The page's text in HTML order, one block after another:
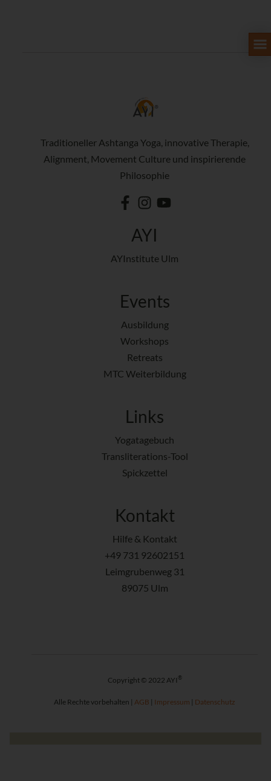
Traditioneller Ashtanga Yoga, innovative Therapie,
Alignment, Movement Culture und inspirierende
Philosophie
AYI
AYInstitute Ulm
Events
Ausbildung
Workshops
Retreats
MTC Weiterbildung
Links
Yogatagebuch
Transliterations-Tool
Spickzettel
Kontakt
Hilfe & Kontakt
+49 731 92602151
Leimgrubenweg 31
89075 Ulm
Copyright © 2022 AYI ®
Alle Rechte vorbehalten | AGB | Impressum | Datenschutz